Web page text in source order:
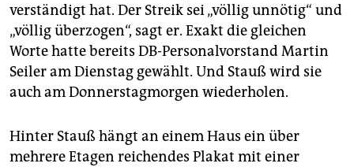
verständigt hat. Der Streik sei „völlig unnötig“ und
„völlig überzogen“, sagt er. Exakt die gleichen
Worte hatte bereits DB-Personalvorstand Martin
Seiler am Dienstag gewählt. Und Stauß wird sie
auch am Donnerstagmorgen wiederholen.
Hinter Stauß hängt an einem Haus ein über
mehrere Etagen reichendes Plakat mit einer